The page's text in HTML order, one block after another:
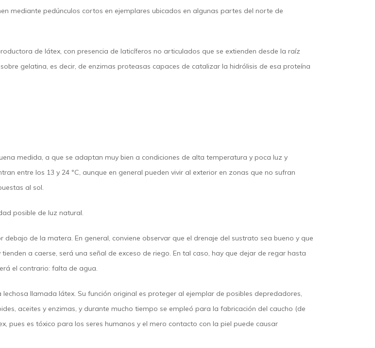
mediante pedúnculos cortos en ejemplares ubicados en algunas partes del norte de
de látex,​ con presencia de laticíferos no articulados que se extienden desde la raíz
gelatina,​ es decir, de enzimas proteasas capaces de catalizar la hidrólisis de esa proteína
medida, a que se adaptan muy bien a condiciones de alta temperatura y poca luz y
entre los 13 y 24 ºC, aunque en general pueden vivir al exterior en zonas que no sufran
al sol.
posible de luz natural.
de la matera. En general, conviene observar que el drenaje del sustrato sea bueno y que
a caerse, será una señal de exceso de riego. En tal caso, hay que dejar de regar hasta
el contrario: falta de agua.
llamada látex. Su función original es proteger al ejemplar de posibles depredadores,
aceites y enzimas, y durante mucho tiempo se empleó para la fabricación del caucho (de
pues es tóxico para los seres humanos y el mero contacto con la piel puede causar